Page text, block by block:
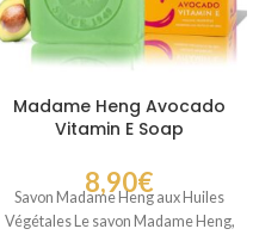
Madame Heng Avocado
Vitamin E Soap
8,90€
Savon Madame Heng aux Huiles
Végétales Le savon Madame Heng,